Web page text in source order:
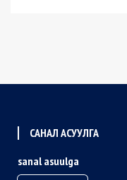
САНАЛ АСУУЛГА
sanal asuulga